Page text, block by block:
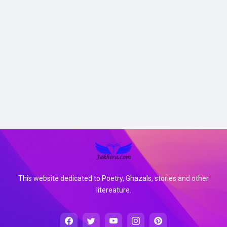
This website dedicated to Poetry, Ghazals, stories and other
litereature.